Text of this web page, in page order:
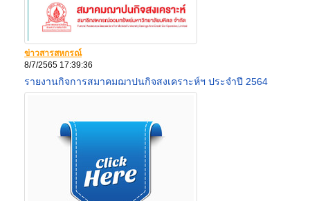
ข่าวสารสหกรณ์
8/7/2565 17:39:36
รายงานกิจการสมาคมฌาปนกิจสงเคราะห์ฯ ประจำปี 2564